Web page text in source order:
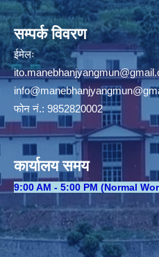
सम्पर्क विवरण
ईमेलः
info@manebhanjyangmun
फोन नं.: 9852820002
कार्यालय समय
​9:00 AM - 5:00 PM (Normal